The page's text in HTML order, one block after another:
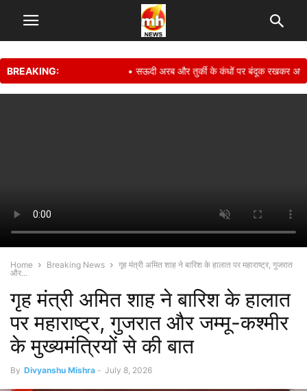
BREAKING: • सऊदी अरब और तुर्की के कंधों पर बंदूक रखकर अपनी
Home Breaking News
गृह मंत्री अमित शाह ने बारिश के हालात पर महाराष्ट्र, गुजरात
और...
गृह मंत्री अमित शाह ने बारिश के हालात
पर महाराष्ट्र, गुजरात और जम्मू-कश्मीर
के मुख्यमंत्रियों से की बात
By Divyanshu Mishra - July 8, 2026